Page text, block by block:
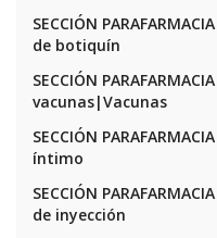
SECCIÓN
de botiquín
SECCIÓN
vacunas|Vacunas
SECCIÓN
íntimo
SECCIÓN
de inyección